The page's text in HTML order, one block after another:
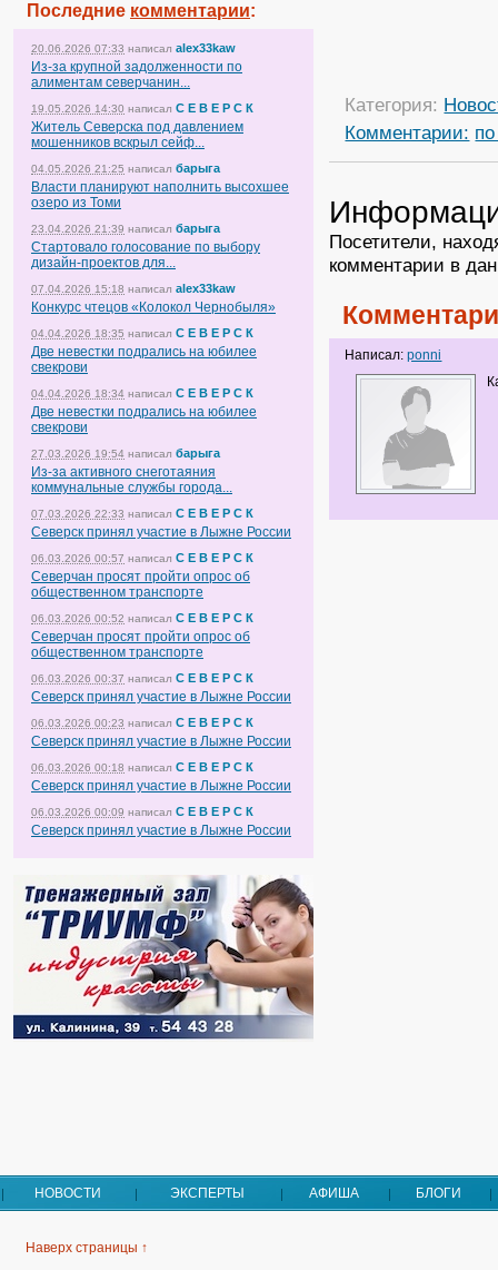
Последние комментарии:
20.06.2026 07:33 написал alex33kaw
Из-за крупной задолженности по
алиментам северчанин...
19.05.2026 14:30 написал С Е В Е Р С К
Житель Северска под давлением
мошенников вскрыл сейф...
04.05.2026 21:25 написал барыга
Власти планируют наполнить высохшее
озеро из Томи
23.04.2026 21:39 написал барыга
Стартовало голосование по выбору
дизайн-проектов для...
07.04.2026 15:18 написал alex33kaw
Конкурс чтецов «Колокол Чернобыля»
04.04.2026 18:35 написал С Е В Е Р С К
Две невестки подрались на юбилее
свекрови
04.04.2026 18:34 написал С Е В Е Р С К
Две невестки подрались на юбилее
свекрови
27.03.2026 19:54 написал барыга
Из-за активного снеготаяния
коммунальные службы города...
07.03.2026 22:33 написал С Е В Е Р С К
Северск принял участие в Лыжне России
06.03.2026 00:57 написал С Е В Е Р С К
Северчан просят пройти опрос об
общественном транспорте
06.03.2026 00:52 написал С Е В Е Р С К
Северчан просят пройти опрос об
общественном транспорте
06.03.2026 00:37 написал С Е В Е Р С К
Северск принял участие в Лыжне России
06.03.2026 00:23 написал С Е В Е Р С К
Северск принял участие в Лыжне России
06.03.2026 00:18 написал С Е В Е Р С К
Северск принял участие в Лыжне России
06.03.2026 00:09 написал С Е В Е Р С К
Северск принял участие в Лыжне России
Категория:
Комментарии:
Посетители,
комментарии в
Написал:ponni
НОВОСТИ ЭКСПЕРТЫ АФИША БЛОГИ
Наверх страницы ↑